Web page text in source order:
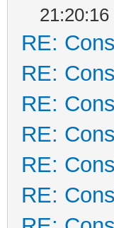
21:20:16
RE:
RE:
RE:
RE:
RE:
RE: